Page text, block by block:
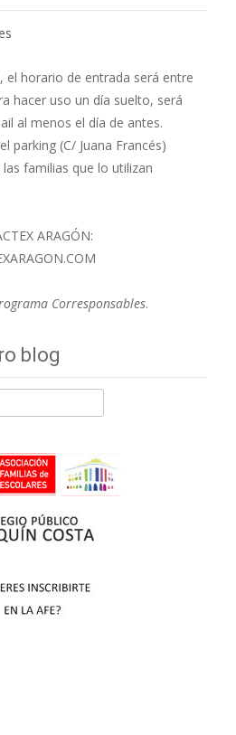
el horario de entrada será entre
hacer uso un día suelto, será
al menos el día de antes.
parking (C/ Juana Francés)
familias que lo utilizan
ARAGÓN:
Corresponsables.
blog